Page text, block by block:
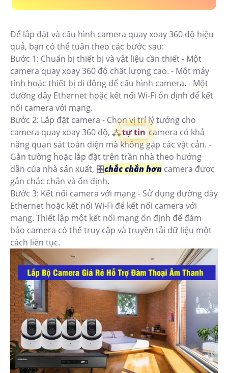
Để lắp đặt và cấu hình camera quay xoay 360 độ hiệu
quả, bạn có thể tuân theo các bước sau:
Bước 1: Chuẩn bị thiết bị và vật liệu cần thiết - Một
camera quay xoay 360 độ chất lượng cao. - Một máy
tính hoặc thiết bị di động để cấu hình camera. - Một
đường dây Ethernet hoặc kết nối Wi-Fi ổn định để kết
nối camera với mạng.
Bước 2: Lắp đặt camera - Chọn vị trí lý tưởng cho
camera quay xoay 360 độ, ⁂tự tin camera có khả
năng quan sát toàn diện mà không gặp các vật cản. -
Gắn tường hoặc lắp đặt trên trần nhà theo hướng
dẫn của nhà sản xuất, 🎛chắc chắn hơn camera được
gắn chắc chắn và ổn định.
Bước 3: Kết nối camera với mạng - Sử dụng đường dây
Ethernet hoặc kết nối Wi-Fi để kết nối camera với
mạng. Thiết lập một kết nối mạng ổn định để đảm
bảo camera có thể truy cập và truyền tải dữ liệu một
cách liên tục.